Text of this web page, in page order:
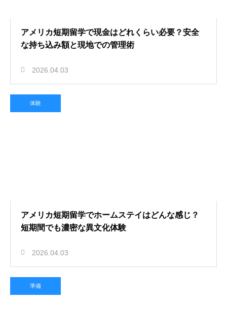
アメリカ短期留学で現金はどれくらい必要？安全
な持ち込み額と現地での管理術
2026.04.03
体験
アメリカ短期留学でホームステイはどんな感じ？
短期間でも濃密な異文化体験
2026.04.03
準備